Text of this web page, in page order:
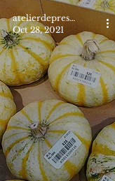
atelierdepresent
Oct 28, 2021